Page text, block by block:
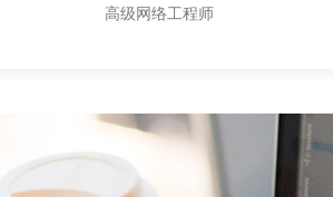
高级网络工程师